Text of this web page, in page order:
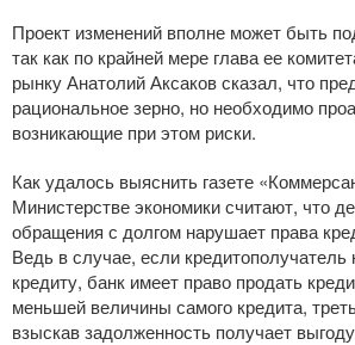
Проект изменений вполне может быть
так как по крайней мере глава ее
рынку Анатолий Аксаков сказал, что
рациональное зерно, но необходимо
возникающие при этом риски.
Как удалось выяснить газете
Министерстве экономики считают, что
обращения с долгом нарушает права
Ведь в случае, если кредитополучатель
кредиту, банк имеет право продать
меньшей величины самого кредита,
взыскав задолженность получает выгоду